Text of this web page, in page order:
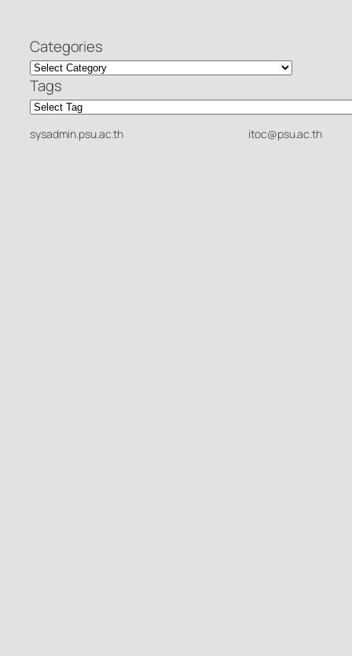
Categories
Tags
sysadmin.psu.ac.th itoc@psu.ac.th